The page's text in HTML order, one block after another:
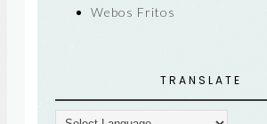
Webos Fritos
TRANSLATE